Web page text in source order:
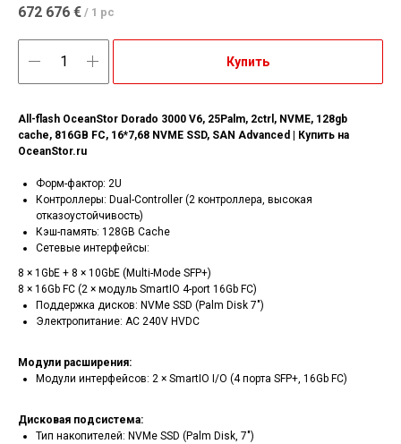
672 676 € / 1 pc
Купить
All-flash OceanStor Dorado 3000 V6, 25Palm, 2ctrl, NVME, 128gb
cache, 816GB FC, 16*7,68 NVME SSD, SAN Advanced | Купить на
OceanStor.ru
Форм-фактор: 2U
Контроллеры: Dual-Controller (2 контроллера, высокая
отказоустойчивость)
Кэш-память: 128GB Cache
Сетевые интерфейсы:
8 × 1GbE + 8 × 10GbE (Multi-Mode SFP+)
8 × 16Gb FC (2 × модуль SmartIO 4-port 16Gb FC)
Поддержка дисков: NVMe SSD (Palm Disk 7")
Электропитание: AC 240V HVDC
Модули расширения:
Модули интерфейсов: 2 × SmartIO I/O (4 порта SFP+, 16Gb FC)
Дисковая подсистема:
Тип накопителей: NVMe SSD (Palm Disk, 7")